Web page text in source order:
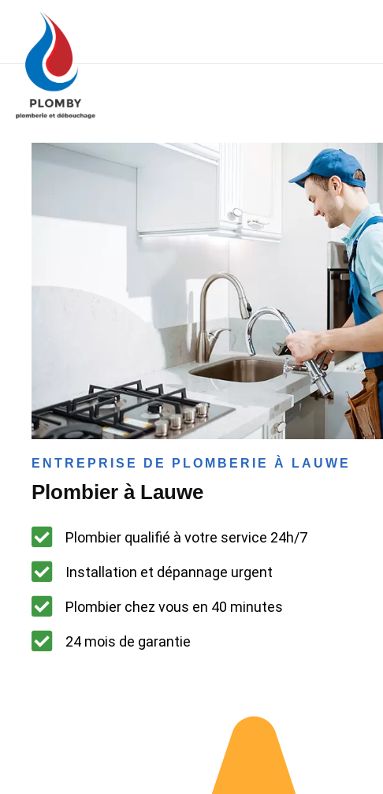
ENTREPRISE DE PLOMBERIE À LAUWE
Plombier à Lauwe
Plombier qualifié à votre service 24h/7
Installation et dépannage urgent
Plombier chez vous en 40 minutes
24 mois de garantie